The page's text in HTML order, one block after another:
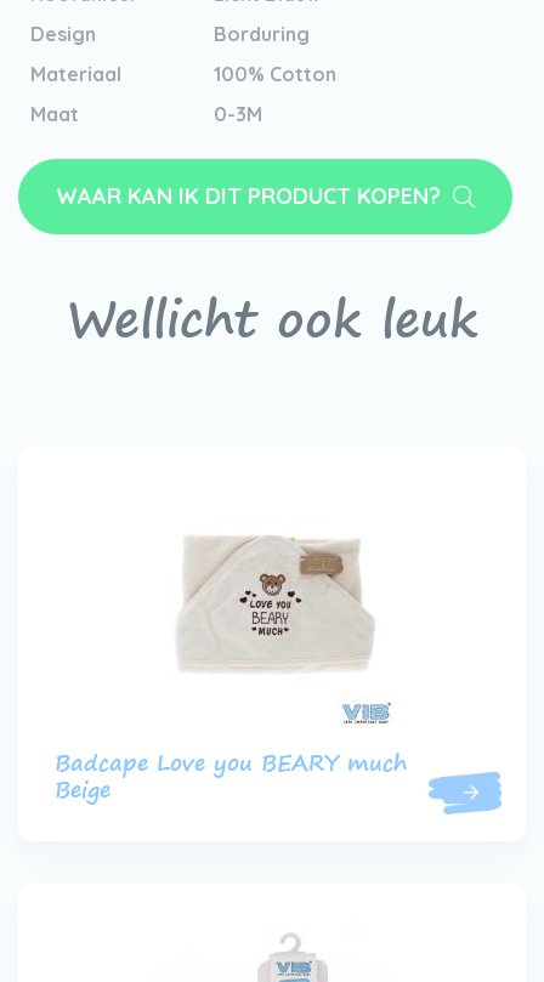
Design
Borduring
Materiaal
100% Cotton
Maat
0-3M
WAAR KAN IK DIT PRODUCT KOPEN?
Wellicht ook leuk
Badcape Love you BEARY much
Beige